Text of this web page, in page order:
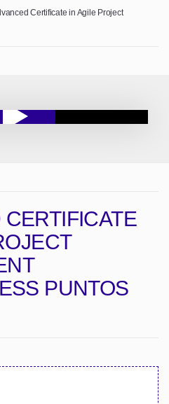
Certificate in Agile Project
PUNTOS